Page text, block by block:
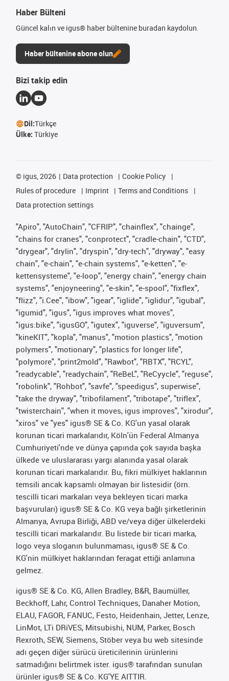
Haber Bülteni
Güncel kalın ve igus® haber bültenine buradan kaydolun.
Haber bültenine abone olun
Bizi takip edin
Dil:Türkçe
Ülke: Türkiye
© igus, 2026 Data protection
Cookie Policy
Rules of procedure
Imprint
Terms and Conditions
Data protection settings
"Apiro", "AutoChain", "CFRIP", "chainflex", "chainge",
"chains for cranes", "conprotect", "cradle-chain", "CTD",
"drygear", "drylin", "dryspin", "dry-tech", "dryway", "easy
chain", "e-chain", "e-chain systems", "e-ketten", "e-
kettensysteme", "e-loop", "energy chain", "energy chain
systems", "enjoyneering", "e-skin", "e-spool", "fixflex",
"flizz", "i.Cee", "ibow", "igear", "iglide", "iglidur", "igubal",
"igumid", "igus", "igus improves what moves",
"igus:bike", "igusGO", "igutex", "iguverse", "iguversum",
"kineKIT", "kopla", "manus", "motion plastics", "motion
polymers", "motionary", "plastics for longer life",
"polymore", "print2mold", "Rawbot", "RBTX", "RCYL",
"readycable", "readychain", "ReBeL", "ReCyycle", "reguse",
"robolink", "Rohbot", "savfe", "speedigus", superwise",
"take the dryway", "tribofilament", "tribotape", "triflex",
"twisterchain", "when it moves, igus improves", "xirodur",
"xiros" ve "yes" igus® SE & Co. KG'un yasal olarak
korunan ticari markalarıdır, Köln'ün Federal Almanya
Cumhuriyeti'nde ve dünya çapında çok sayıda başka
ülkede ve uluslararası yargı alanında yasal olarak
korunan ticari markalarıdır. Bu, fikri mülkiyet haklarının
temsili ancak kapsamlı olmayan bir listesidir (örn.
tescilli ticari markaları veya bekleyen ticari marka
başvuruları) igus® SE & Co. KG veya bağlı şirketlerinin
Almanya, Avrupa Birliği, ABD ve/veya diğer ülkelerdeki
tescilli ticari markalarıdır. Bu listede bir ticari marka,
logo veya sloganın bulunmaması, igus® SE & Co.
KG'nin mülkiyet haklarından feragat ettiği anlamına
gelmez.
igus® SE & Co. KG, Allen Bradley, B&R, Baumüller,
Beckhoff, Lahr, Control Techniques, Danaher Motion,
ELAU, FAGOR, FANUC, Festo, Heidenhain, Jetter, Lenze,
LinMot, LTi DRiVES, Mitsubishi, NUM, Parker, Bosch
Rexroth, SEW, Siemens, Stöber veya bu web sitesinde
adı geçen diğer sürücü üreticilerinin ürünlerini
satmadığını belirtmek ister. igus® tarafından sunulan
ürünler igus® SE & Co. KG'YE AITTIR.